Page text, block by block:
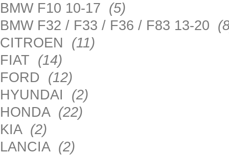
BMW F10 10-17 (5)
BMW F32 / F33 / F36 / F83 13-20
CITROEN (11)
FIAT (14)
FORD (12)
HYUNDAI (2)
HONDA (22)
KIA (2)
LANCIA (2)